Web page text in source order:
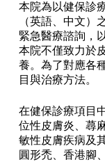
本院為以健保診
（英語、中文）
緊急醫療諮詢，
本院不僅致力於
養。為了對應各
目與治療方法。
在健保診療項目
位性皮膚炎、蕁
敏性皮膚疾病及
圓形禿、香港腳